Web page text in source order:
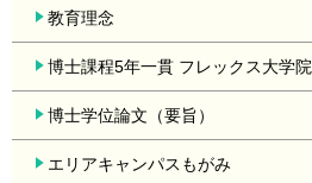
教育理念
博士課程5年一貫 フレックス大学院
博士学位論文（要旨）
エリアキャンパスもがみ